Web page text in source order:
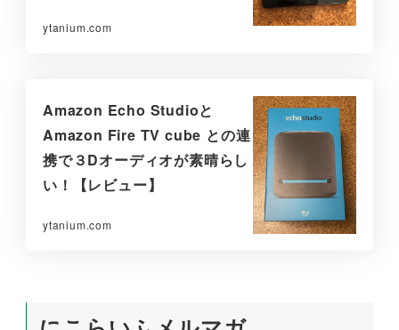
ytanium.com
Amazon Echo Studioと
Amazon Fire TV cube との連
携で３Dオーディオが素晴らし
い！【レビュー】
ytanium.com